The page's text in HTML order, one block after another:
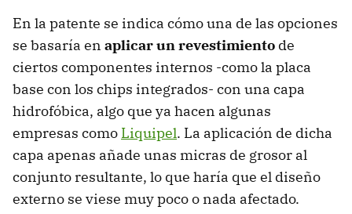
En la patente se indica cómo una de las opciones
se basaría en aplicar un revestimiento de
ciertos componentes internos -como la placa
base con los chips integrados- con una capa
hidrofóbica, algo que ya hacen algunas
empresas como Liquipel. La aplicación de dicha
capa apenas añade unas micras de grosor al
conjunto resultante, lo que haría que el diseño
externo se viese muy poco o nada afectado.